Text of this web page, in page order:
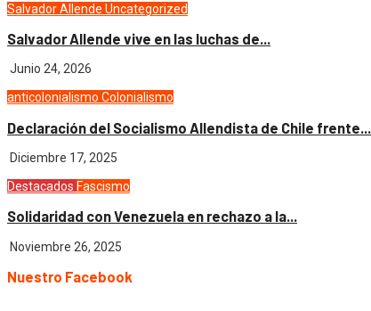
Salvador Allende Uncategorized
Salvador Allende vive en las luchas de...
Junio 24, 2026
anticolonialismo Colonialismo
Declaración del Socialismo Allendista de Chile frente...
Diciembre 17, 2025
Destacados Fascismo
Solidaridad con Venezuela en rechazo a la...
Noviembre 26, 2025
Nuestro Facebook